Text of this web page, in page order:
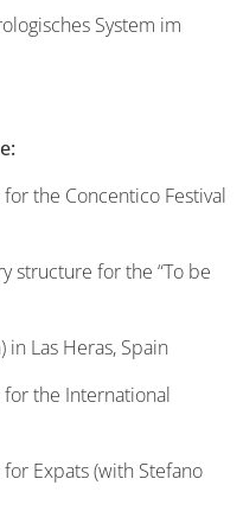
System im
the Concentico Festival
structure for the “To be
Las Heras, Spain
the International
Expats (with Stefano